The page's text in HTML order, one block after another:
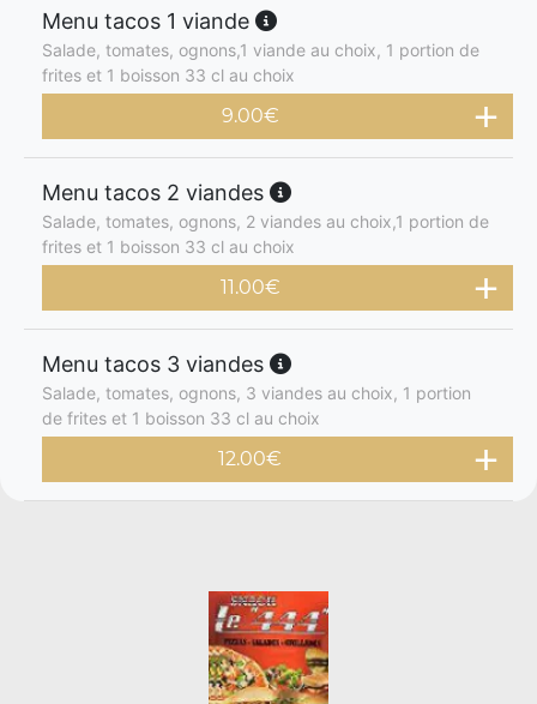
Menu tacos 1 viande
Salade, tomates, ognons,1 viande au choix, 1 portion de
frites et 1 boisson 33 cl au choix
9.00€
Menu tacos 2 viandes
Salade, tomates, ognons, 2 viandes au choix,1 portion de
frites et 1 boisson 33 cl au choix
11.00€
Menu tacos 3 viandes
Salade, tomates, ognons, 3 viandes au choix, 1 portion
de frites et 1 boisson 33 cl au choix
12.00€